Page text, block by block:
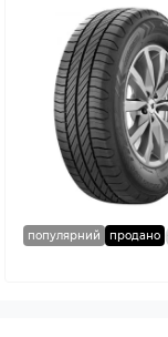
популярний продано